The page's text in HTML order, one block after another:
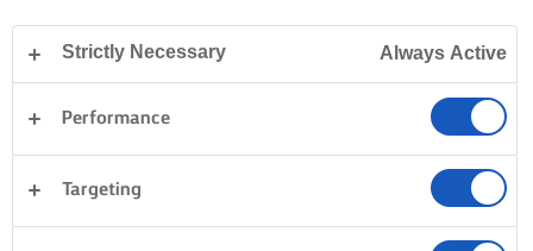
Strictly Necessary Always Active
Performance
Targeting